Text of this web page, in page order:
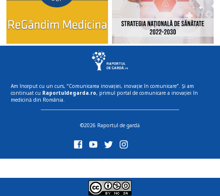
Am început cu un curs, “Comunicarea inovației, inovație în comunicare”. Și am
continuat cu Raportuldegarda.ro, primul portal de comunicare a inovației în
medicină din România.
©2026 Raportul de gardă